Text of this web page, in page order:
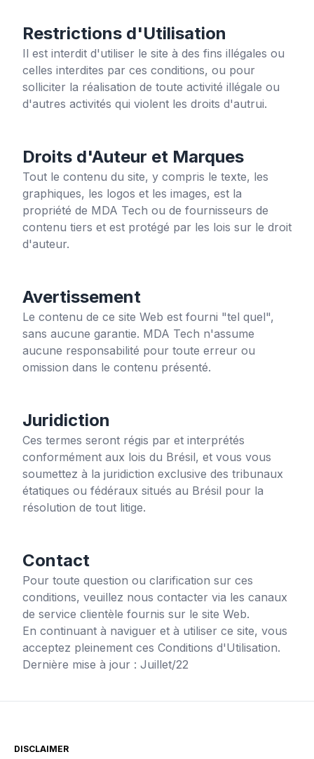
Restrictions d'Utilisation
Il est interdit d'utiliser le site à des fins illégales ou
celles interdites par ces conditions, ou pour
solliciter la réalisation de toute activité illégale ou
d'autres activités qui violent les droits d'autrui.
Droits d'Auteur et Marques
Tout le contenu du site, y compris le texte, les
graphiques, les logos et les images, est la
propriété de MDA Tech ou de fournisseurs de
contenu tiers et est protégé par les lois sur le droit
d'auteur.
Avertissement
Le contenu de ce site Web est fourni "tel quel",
sans aucune garantie. MDA Tech n'assume
aucune responsabilité pour toute erreur ou
omission dans le contenu présenté.
Juridiction
Ces termes seront régis par et interprétés
conformément aux lois du Brésil, et vous vous
soumettez à la juridiction exclusive des tribunaux
étatiques ou fédéraux situés au Brésil pour la
résolution de tout litige.
Contact
Pour toute question ou clarification sur ces
conditions, veuillez nous contacter via les canaux
de service clientèle fournis sur le site Web.
En continuant à naviguer et à utiliser ce site, vous
acceptez pleinement ces Conditions d'Utilisation.
Dernière mise à jour : Juillet/22
DISCLAIMER